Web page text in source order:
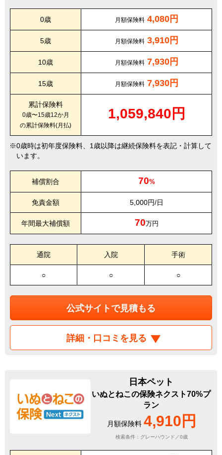
0歳 月額保険料 4,080円
5歳 月額保険料 3,910円
10歳 月額保険料 7,930円
15歳 月額保険料 7,930円
累計保険料
0歳〜15歳12か月
の累計保険料(月払)
1,059,840円
0歳時は初年度保険料、1歳以降は継続保険料を表記・計算して
います。
補償割合 70%
免責金額 5,000円/日
年間最大補償額 70万円
通院 入院 手術
○ ○ ○
公式サイトで見積もる
詳細・口コミを見る
日本ペット
いぬとねこの保険ネクスト70%プ
ラン
月額保険料 4,910円
検索条件：グレーハウンド／0歳